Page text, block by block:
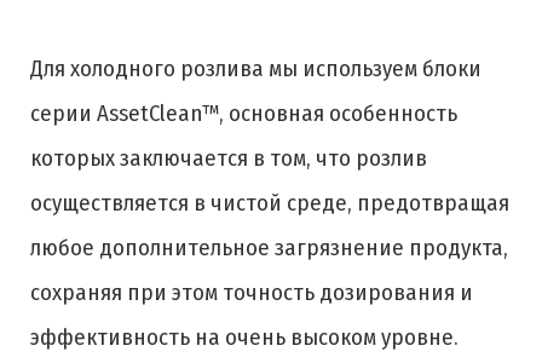
Для холодного розлива мы используем блоки
серии AssetClean™, основная особенность
которых заключается в том, что розлив
осуществляется в чистой среде, предотвращая
любое дополнительное загрязнение продукта,
сохраняя при этом точность дозирования и
эффективность на очень высоком уровне.